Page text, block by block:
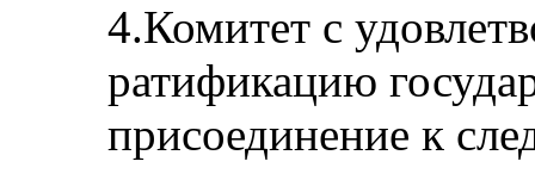
4.Комитет с
ратификацию
присоединение к